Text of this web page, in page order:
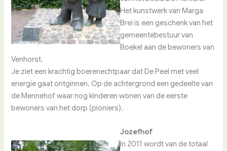
Het kunstwerk van Marga
Brei is een geschenk van het
gemeentebestuur van
Boekel aan de bewoners van
Venhorst.
Je ziet een krachtig boerenechtpaar dat De Peel met veel
energie gaat ontginnen. Op de achtergrond een gedeelte van
de Mennehof waar nog kinderen wonen van de eerste
bewoners van het dorp (pioniers).
Jozefhof
In 2011 wordt van de totaal